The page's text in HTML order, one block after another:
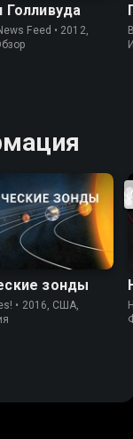
Голливуда
Feed • 2012,
зонды
• 2016, США,